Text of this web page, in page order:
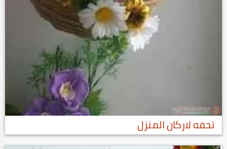
تحفه لاركان المنزل